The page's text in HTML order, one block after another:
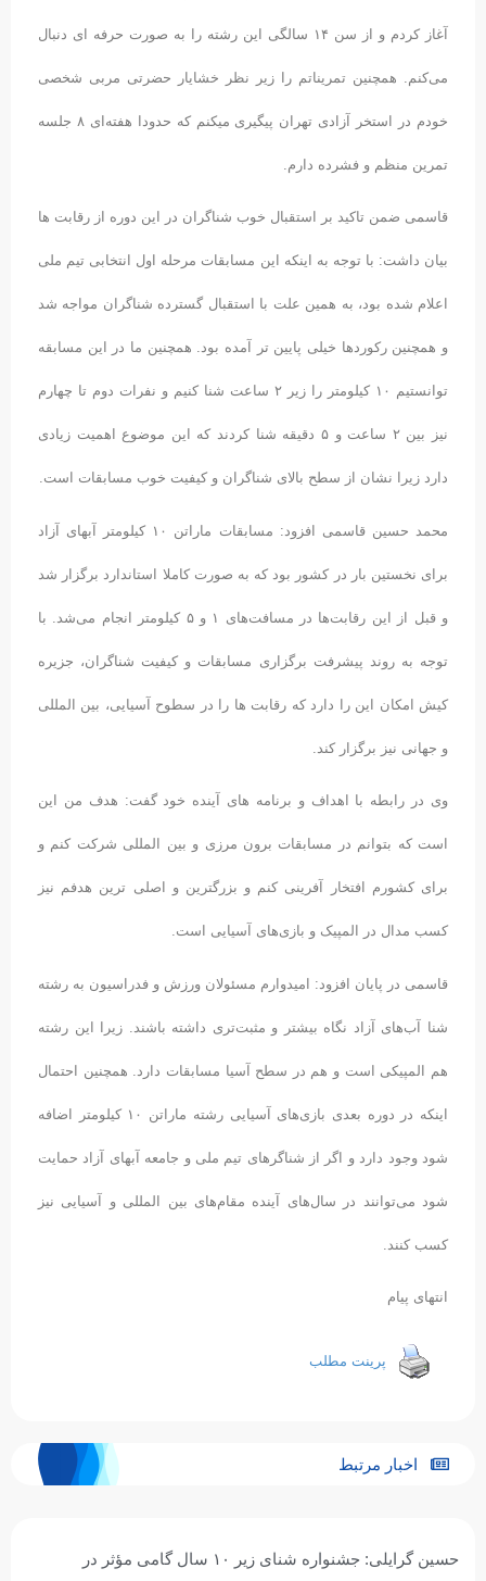
آغاز کردم و از سن ۱۴ سالگی این رشته را به صورت حرفه ای دنبال
می‌کنم. همچنین تمریناتم را زیر نظر خشایار حضرتی مربی شخصی
خودم در استخر آزادی تهران پیگیری میکنم که حدودا هفته‌ای ۸ جلسه
تمرین منظم و فشرده دارم.
قاسمی ضمن تاکید بر استقبال خوب شناگران در این دوره از رقابت ها
بیان داشت: با توجه به اینکه این مسابقات مرحله اول انتخابی تیم ملی
اعلام شده بود، به همین علت با استقبال گسترده شناگران مواجه شد
و همچنین رکورد‌ها خیلی پایین تر آمده بود. همچنین ما در این مسابقه
توانستیم ۱۰ کیلومتر را زیر ۲ ساعت شنا کنیم و نفرات دوم تا چهارم
نیز بین ۲ ساعت و ۵ دقیقه شنا کردند که این موضوع اهمیت زیادی
دارد زیرا نشان از سطح بالای شناگران و کیفیت خوب مسابقات است.
محمد حسین قاسمی افزود: مسابقات ماراتن ۱۰ کیلومتر آبهای آزاد
برای نخستین بار در کشور بود که به صورت کاملا استاندارد برگزار شد
و قبل از این رقابت‌ها در مسافت‌های ۱ و ۵ کیلومتر انجام می‌شد. با
توجه به روند پیشرفت برگزاری مسابقات و کیفیت شناگران، جزیره
کیش امکان این را دارد که رقابت ها را در سطوح آسیایی، بین المللی
و جهانی نیز برگزار کند.
وی در رابطه با اهداف و برنامه های آینده خود گفت: هدف من این
است که بتوانم در مسابقات برون مرزی و بین المللی شرکت کنم و
برای کشورم افتخار آفرینی کنم و بزرگترین و اصلی ترین هدفم نیز
کسب مدال در المپیک و بازی‌های آسیایی است.
قاسمی در پایان افزود: امیدوارم مسئولان ورزش و فدراسیون به رشته
شنا آب‌های آزاد نگاه بیشتر و مثبت‌تری داشته باشند. زیرا این رشته
هم المپیکی است و هم در سطح آسیا مسابقات دارد. همچنین احتمال
اینکه در دوره بعدی بازی‌های آسیایی رشته ماراتن ۱۰ کیلومتر اضافه
شود وجود دارد و اگر از شناگرهای تیم ملی و جامعه آبهای آزاد حمایت
شود می‌توانند در سال‌های آینده مقام‌های بین المللی و آسیایی نیز
کسب کنند.
انتهای پیام
پرینت مطلب
اخبار مرتبط
حسین گرایلی: جشنواره شنای زیر ۱۰ سال گامی مؤثر در